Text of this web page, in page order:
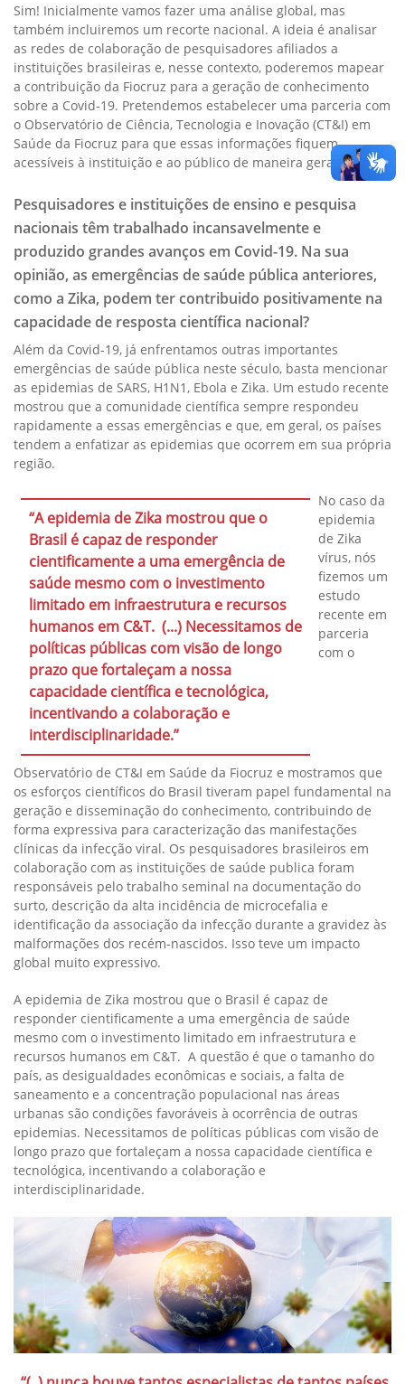
Sim! Inicialmente vamos fazer uma análise global, mas
também incluiremos um recorte nacional. A ideia é analisar
as redes de colaboração de pesquisadores afiliados a
instituições brasileiras e, nesse contexto, poderemos mapear
a contribuição da Fiocruz para a geração de conhecimento
sobre a Covid-19. Pretendemos estabelecer uma parceria com
o Observatório de Ciência, Tecnologia e Inovação (CT&I) em
Saúde da Fiocruz para que essas informações fiquem
acessíveis à instituição e ao público de maneira geral.
Pesquisadores e instituições de ensino e pesquisa
nacionais têm trabalhado incansavelmente e
produzido grandes avanços em Covid-19. Na sua
opinião, as emergências de saúde pública anteriores,
como a Zika, podem ter contribuido positivamente na
capacidade de resposta científica nacional?
Além da Covid-19, já enfrentamos outras importantes
emergências de saúde pública neste século, basta mencionar
as epidemias de SARS, H1N1, Ebola e Zika. Um estudo recente
mostrou que a comunidade científica sempre respondeu
rapidamente a essas emergências e que, em geral, os países
tendem a enfatizar as epidemias que ocorrem em sua própria
região.
“A epidemia de Zika mostrou que o
Brasil é capaz de responder
cientificamente a uma emergência de
saúde mesmo com o investimento
limitado em infraestrutura e recursos
humanos em C&T. (...) Necessitamos de
políticas públicas com visão de longo
prazo que fortaleçam a nossa
capacidade científica e tecnológica,
incentivando a colaboração e
interdisciplinaridade.”
No caso da
epidemia
de Zika
vírus, nós
fizemos um
estudo
recente em
parceria
com o
Observatório de CT&I em Saúde da Fiocruz e mostramos que
os esforços científicos do Brasil tiveram papel fundamental na
geração e disseminação do conhecimento, contribuindo de
forma expressiva para caracterização das manifestações
clínicas da infecção viral. Os pesquisadores brasileiros em
colaboração com as instituições de saúde publica foram
responsáveis pelo trabalho seminal na documentação do
surto, descrição da alta incidência de microcefalia e
identificação da associação da infecção durante a gravidez às
malformações dos recém-nascidos. Isso teve um impacto
global muito expressivo.
A epidemia de Zika mostrou que o Brasil é capaz de
responder cientificamente a uma emergência de saúde
mesmo com o investimento limitado em infraestrutura e
recursos humanos em C&T. A questão é que o tamanho do
país, as desigualdades econômicas e sociais, a falta de
saneamento e a concentração populacional nas áreas
urbanas são condições favoráveis à ocorrência de outras
epidemias. Necessitamos de políticas públicas com visão de
longo prazo que fortaleçam a nossa capacidade científica e
tecnológica, incentivando a colaboração e
interdisciplinaridade.